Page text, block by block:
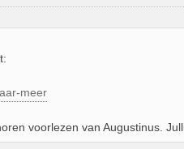
meer
voorlezen van Augustinus.